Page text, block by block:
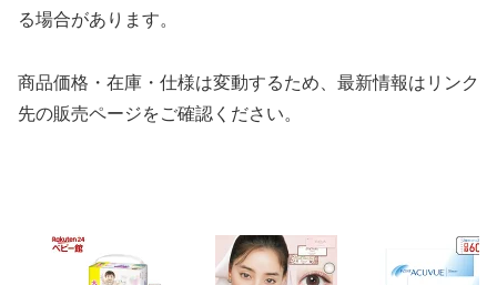
る場合があります。
商品価格・在庫・仕様は変動するため、最新情報はリンク
先の販売ページをご確認ください。